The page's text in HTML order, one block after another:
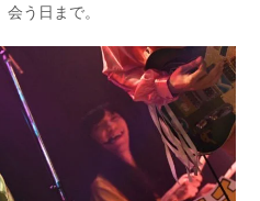
う日まで。